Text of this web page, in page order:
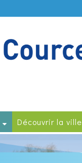
Découvrir la ville